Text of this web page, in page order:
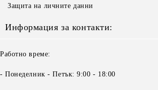
Защита на личните данни
Информация за контакти:
Работно време:
- Понеделник - Петък: 9:00 - 18:00